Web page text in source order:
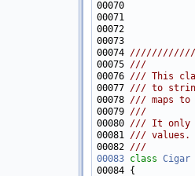
00073
00074
00075 ///
00076 /// This
00077 /// to
00078 /// maps to
00079 ///
00080 /// It only
00081 /// values.
00082 ///
00083 class Cigar